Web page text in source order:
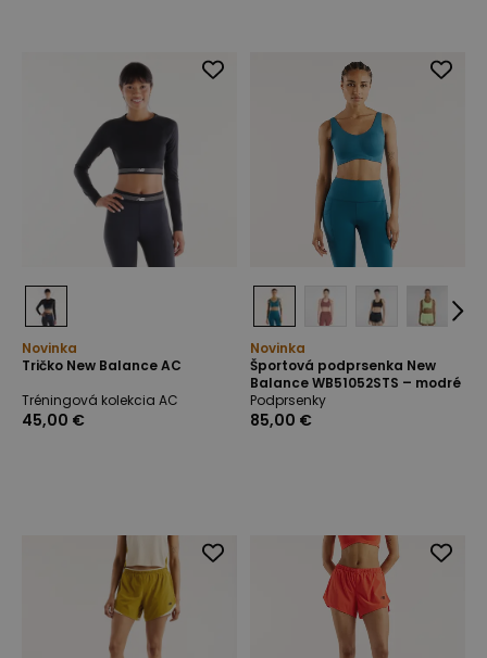
Novinka
Tričko New Balance AC
Tréningová kolekcia AC
45,00 €
Novinka
Športová podprsenka New
Balance WB51052STS – modré
Podprsenky
85,00 €